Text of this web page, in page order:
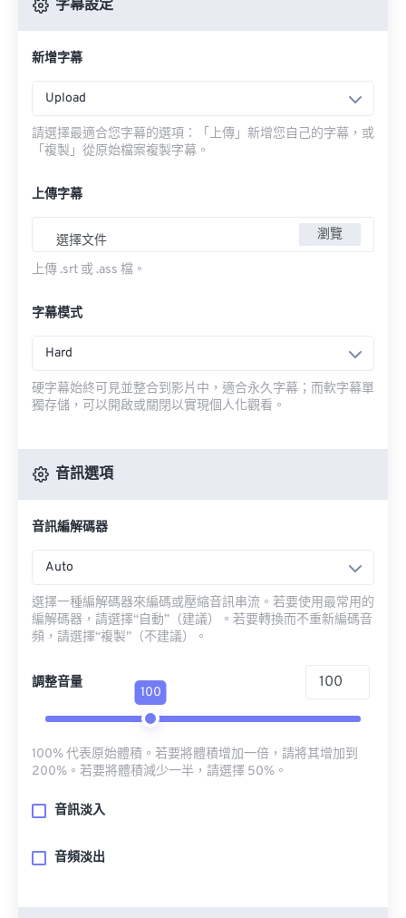
字幕設定
新增字幕
Upload
請選擇最適合您字幕的選項：「上傳」新增您自己的字幕，或
「複製」從原始檔案複製字幕。
上傳字幕
選擇文件 瀏覽
上傳 .srt 或 .ass 檔。
字幕模式
Hard
硬字幕始終可見並整合到影片中，適合永久字幕；而軟字幕單
獨存儲，可以開啟或關閉以實現個人化觀看。
音訊選項
音訊編解碼器
Auto
選擇一種編解碼器來編碼或壓縮音訊串流。若要使用最常用的
編解碼器，請選擇“自動”（建議）。若要轉換而不重新編碼音
頻，請選擇“複製”（不建議）。
調整音量
100
100% 代表原始體積。若要將體積增加一倍，請將其增加到
200%。若要將體積減少一半，請選擇 50%。
音訊淡入
音頻淡出